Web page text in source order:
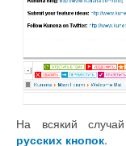
На всякий
русских кнопок.